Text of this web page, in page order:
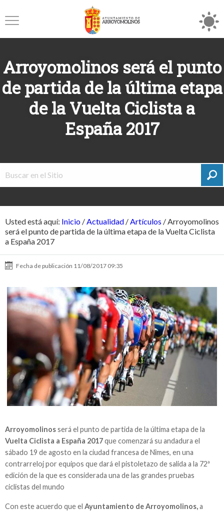
Arroyomolinos será el punto
de partida de la última etapa
de la Vuelta Ciclista a
España 2017
Usted está aquí: Inicio /Actualidad /Artículos /Arroyomolinos
será el punto de partida de la última etapa de la Vuelta Ciclista
a España 2017
Fecha de publicación 11/08/2017 09:35
Arroyomolinosserá el punto de partida de la última etapa de la
Vuelta Ciclista a España 2017que comenzará su andadura el
sábado 19 de agosto en la ciudad francesa de Nîmes, en una
contrarreloj por equipos que dará el pistoletazo de salida a la 72ª
edición de la que es considerada una de las grandes pruebas
ciclistas del mundo
Con este acuerdo que el Ayuntamiento de Arroyomolinos,a